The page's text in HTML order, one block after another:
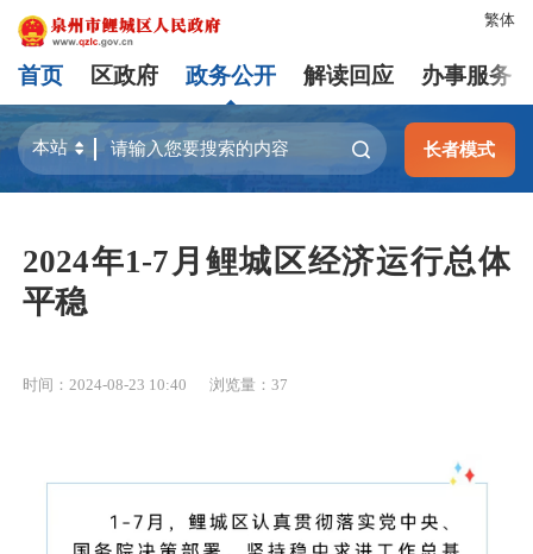
繁体
首页 区政府 政务公开 解读回应 办事服务
长者模式
2024年1-7月鲤城区经济运行总体
平稳
时间：2024-08-23 10:40 浏览量： 37